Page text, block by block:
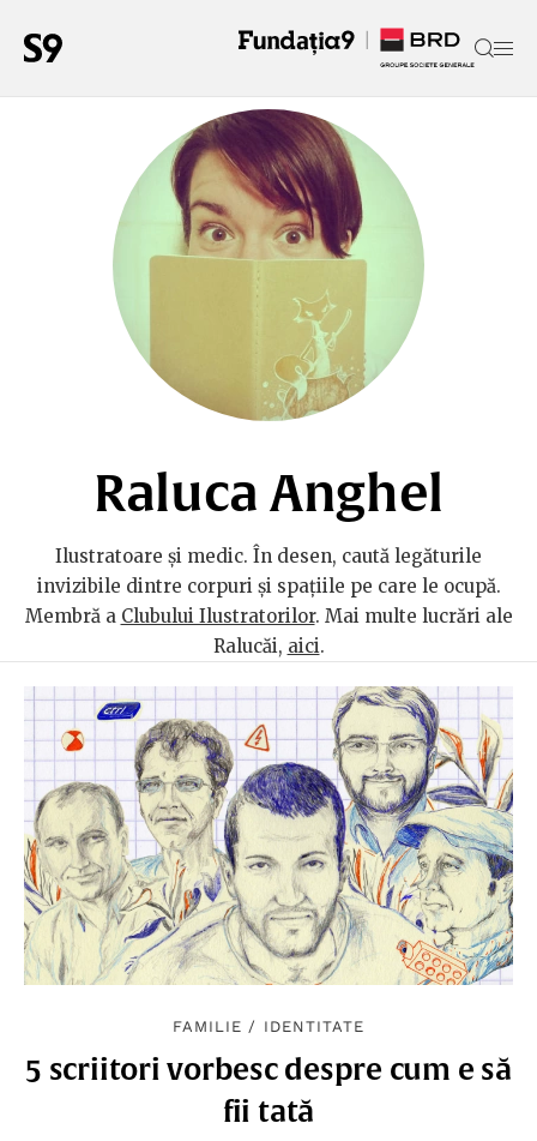
Raluca Anghel
Ilustratoare și medic. În desen, caută legăturile
invizibile dintre corpuri și spațiile pe care le ocupă.
Membră a Clubului Ilustratorilor. Mai multe lucrări ale
Ralucăi, aici.
FAMILIE / IDENTITATE
5 scriitori vorbesc despre cum e să
fii tată